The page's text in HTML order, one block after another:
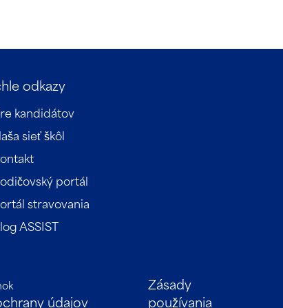
odkazy
kandidátov
sieť škôl
portál
stravovania
ASSIST
údajov
Zásady
používania